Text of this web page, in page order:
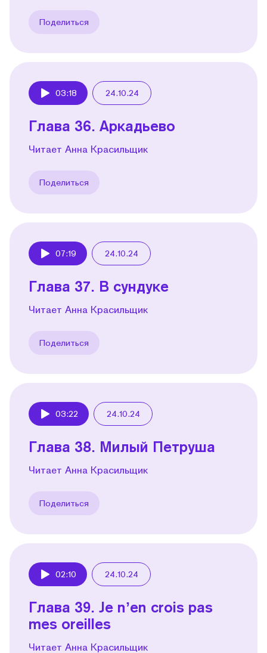
Поделиться
03:18 24.10.24
Глава 36. Аркадьево
Читает Анна Красильщик
Поделиться
07:19 24.10.24
Глава 37. В сундуке
Читает Анна Красильщик
Поделиться
03:22 24.10.24
Глава 38. Милый Петруша
Читает Анна Красильщик
Поделиться
02:10 24.10.24
Глава 39. Je nʼen crois pas
mes oreilles
Читает Анна Красильщик